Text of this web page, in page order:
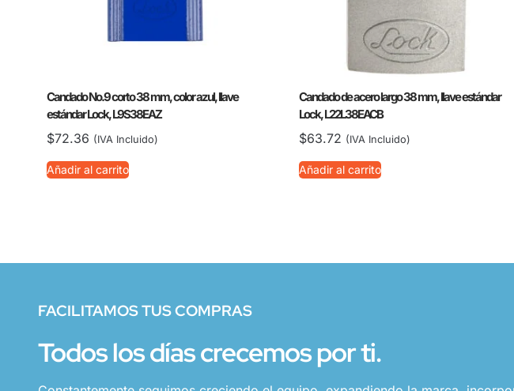
Candado No.9 corto 38 mm, color azul, llave
estándar Lock, L9S38EAZ
$72.36 (IVA Incluido)
Añadir al carrito
Candado de acero largo 38 mm, llave estándar
Lock, L22L38EACB
$63.72 (IVA Incluido)
Añadir al carrito
FACILITAMOS TUS COMPRAS
Todos los días crecemos por ti.